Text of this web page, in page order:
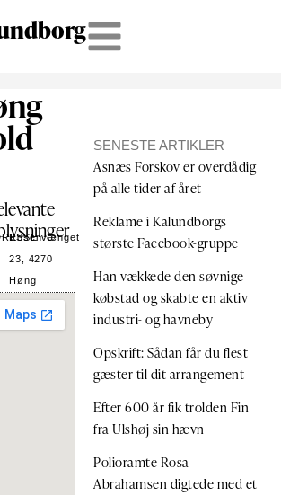
Rosenvænget
23, 4270
Høng
SENESTE ARTIKLER
Asnæs Forskov er overdådig
på alle tider af året
Reklame i Kalundborgs
største Facebook-gruppe
Han vækkede den søvnige
købstad og skabte en aktiv
industri- og havneby
Opskrift: Sådan får du flest
gæster til dit arrangement
Efter 600 år fik trolden Fin
fra Ulshøj sin hævn
Polioramte Rosa
Abrahamsen digtede med et